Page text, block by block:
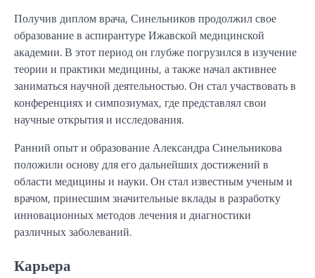
Получив диплом врача, Синельников продолжил свое
образование в аспирантуре Ижавской медицинской
академии. В этот период он глубже погрузился в изучение
теории и практики медицины, а также начал активнее
заниматься научной деятельностью. Он стал участвовать в
конференциях и симпозиумах, где представлял свои
научные открытия и исследования.
Ранний опыт и образование Александра Синельникова
положили основу для его дальнейших достижений в
области медицины и науки. Он стал известным ученым и
врачом, принесшим значительные вклады в разработку
инновационных методов лечения и диагностики
различных заболеваний.
Карьера